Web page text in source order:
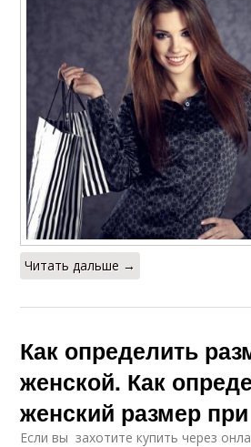
Читать дальше →
Как определить
женской. Как
женский размер
Если вы захотите купить через